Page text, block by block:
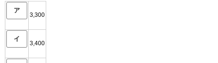
ア
3,300
イ
3,400